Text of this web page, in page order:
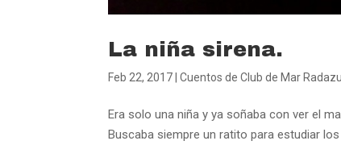
La niña sirena.
Feb 22, 2017 |Cuentos de Club de Mar Radazul
Era solo una niña y ya soñaba con ver el
Buscaba siempre un ratito para estudiar